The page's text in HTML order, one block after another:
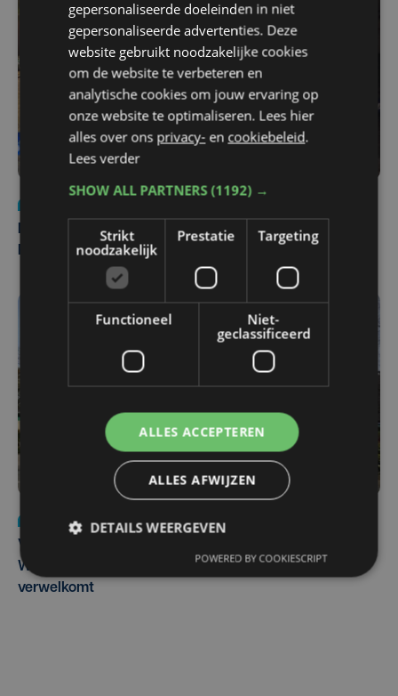
Man en vrouw dood aangetroffen in woning in Sint-
Pieters Brugge
Nieuws
wo 5 augustus | 11:57
Vier Oostendse gynaecologen versterken dienst in AZ
West, dat ook een nieuwe voltijdse gynaecoloog
verwelkomt
gepersonaliseerde doeleinden in niet
gepersonaliseerde advertenties. Deze
website gebruikt noodzakelijke cookies
om de website te verbeteren en
analytische cookies om jouw ervaring op
onze website te optimaliseren. Lees hier
alles over ons privacy- en cookiebeleid.
Lees verder
SHOW ALL PARTNERS(1192) →
Strikt
noodzakelijk
Prestatie Targeting
Functioneel
Niet-
geclassificeerd
ALLES ACCEPTEREN
ALLES AFWIJZEN
DETAILS WEERGEVEN
POWERED BY COOKIESCRIPT